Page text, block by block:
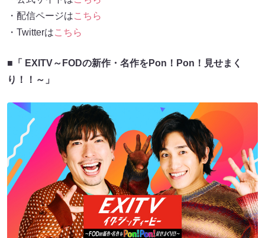
・配信ページはこちら
・Twitterはこちら
■ 「 EXITV～FODの新作・名作をPon！Pon！見せまく
り！！～」